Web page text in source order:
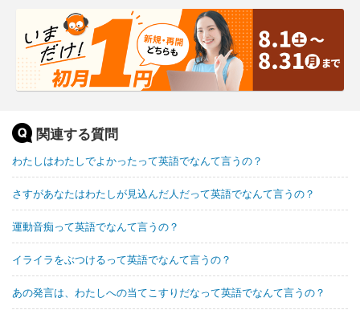
関連する質問
わたしはわたしでよかったって英語でなんて言うの？
さすがあなたはわたしが見込んだ人だって英語でなんて言うの？
運動音痴って英語でなんて言うの？
イライラをぶつけるって英語でなんて言うの？
あの発言は、わたしへの当てこすりだなって英語でなんて言うの？